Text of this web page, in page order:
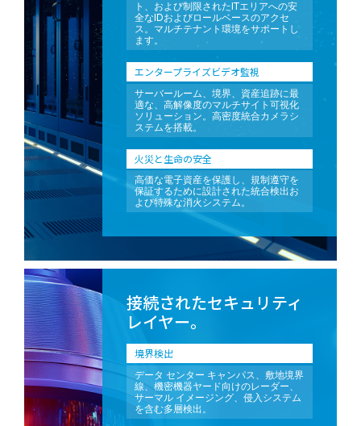
ト、および制限されたITエリアへの安
全なIDおよびロールベースのアクセ
ス。マルチテナント環境をサポートし
ます。
エンタープライズビデオ監視
サーバールーム、境界、資産追跡に最
適な、高解像度のマルチサイト可視化
ソリューション。高密度統合カメラシ
ステムを搭載。
火災と生命の安全
高価な電子資産を保護し、規制遵守を
保証するために設計された統合検出お
よび特殊な消火システム。
接続されたセキュリティ
レイヤー。
境界検出
データ センター キャンパス、敷地境界
線、機密機器ヤード向けのレーダー、
サーマル イメージング、侵入システム
を含む多層検出。